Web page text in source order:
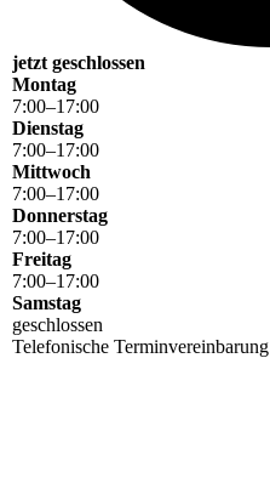
jetzt geschlossen
Montag
7:00–17:00
Dienstag
7:00–17:00
Mittwoch
7:00–17:00
Donnerstag
7:00–17:00
Freitag
7:00–17:00
Samstag
geschlossen
Telefonische Terminvereinbarung